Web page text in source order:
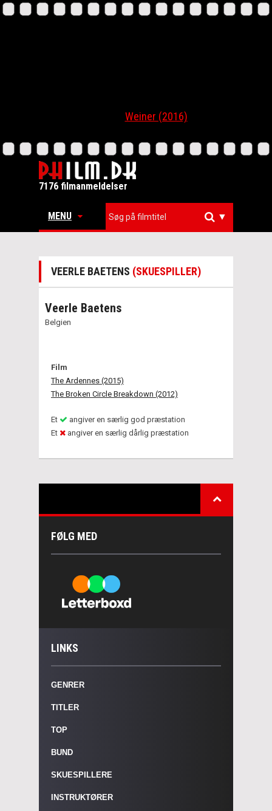
Weiner (2016)
7176 filmanmeldelser
MENU ▼
VEERLE BAETENS (SKUESPILLER)
Veerle Baetens
Belgien
Film
The Ardennes (2015)
The Broken Circle Breakdown (2012)
Et
angiver en særlig god præstation
Et
angiver en særlig dårlig præstation
FØLG MED
LINKS
GENRER
TITLER
TOP
BUND
SKUESPILLERE
INSTRUKTØRER